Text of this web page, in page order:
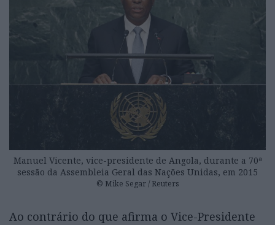
Manuel Vicente, vice-presidente de Angola, durante a 70ª
sessão da Assembleia Geral das Nações Unidas, em 2015
© Mike Segar / Reuters
Ao contrário do que afirma o Vice-Presidente